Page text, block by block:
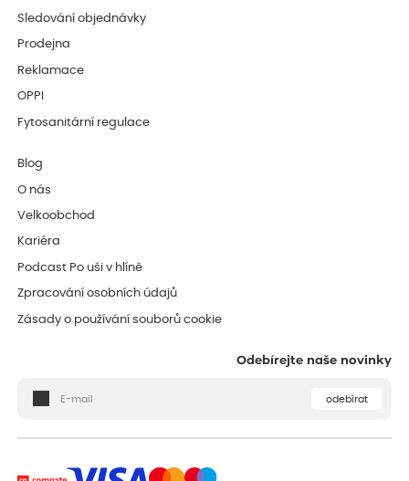
Sledování objednávky
Prodejna
Reklamace
OPPI
Fytosanitární regulace
Blog
O nás
Velkoobchod
Kariéra
Podcast Po uši v hlíně
Zpracování osobních údajů
Zásady o používání souborů cookie
Odebírejte naše novinky
odebírat